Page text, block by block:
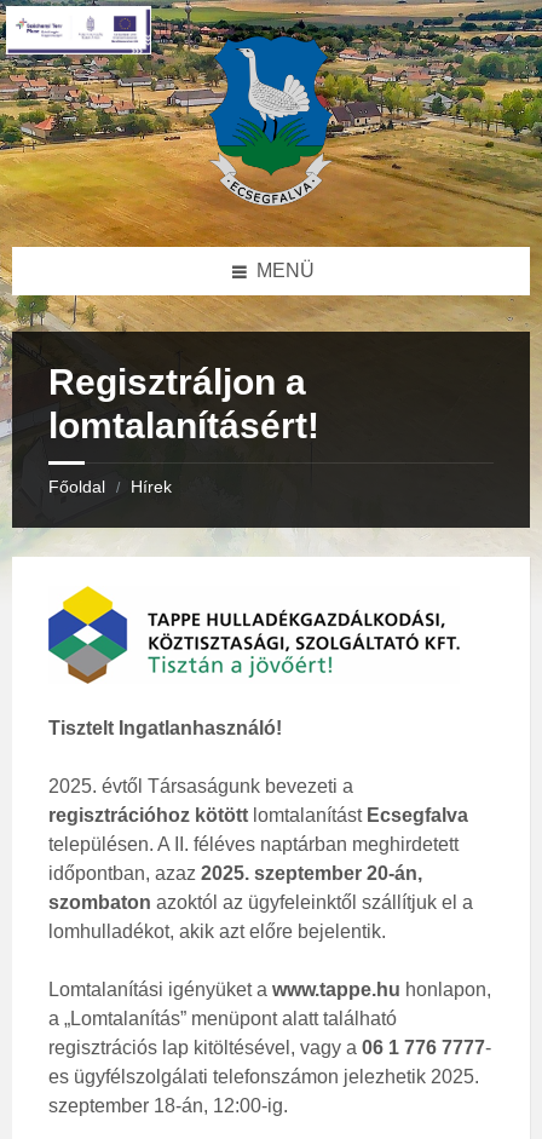
Skip
to
content
Skip
to
right
sidebar
Skip
to
footer
MENÜ
Regisztráljon a
lomtalanításért!
Főoldal / Hírek
Tisztelt Ingatlanhasználó!
2025. évtől Társaságunk bevezeti a
regisztrációhoz kötött lomtalanítást Ecsegfalva
településen. A II. féléves naptárban meghirdetett
időpontban, azaz 2025. szeptember 20-án,
szombaton azoktól az ügyfeleinktől szállítjuk el a
lomhulladékot, akik azt előre bejelentik.
Lomtalanítási igényüket a www.tappe.hu honlapon,
a „Lomtalanítás” menüpont alatt található
regisztrációs lap kitöltésével, vagy a 06 1 776 7777-
es ügyfélszolgálati telefonszámon jelezhetik 2025.
szeptember 18-án, 12:00-ig.